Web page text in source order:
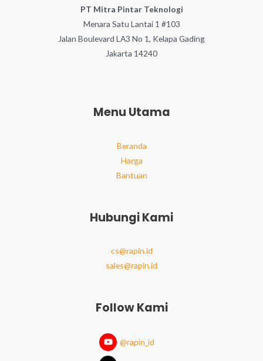
PT Mitra Pintar Teknologi
Menara Satu Lantai 1 #103
Jalan Boulevard LA3 No 1, Kelapa Gading
Jakarta 14240
Menu Utama
Beranda
Harga
Bantuan
Hubungi Kami
cs@rapin.id
sales@rapin.id
Follow Kami
@rapin_id